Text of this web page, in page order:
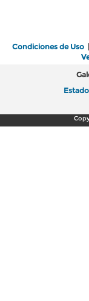
Condiciones de Uso